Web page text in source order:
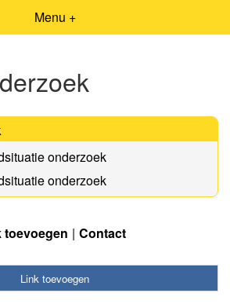
Menu +
onderzoek
onderzoek
toevoegen Contact
Link toevoegen